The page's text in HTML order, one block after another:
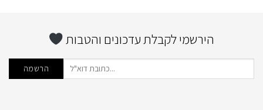
הירשמי לקבלת עדכונים והטבות